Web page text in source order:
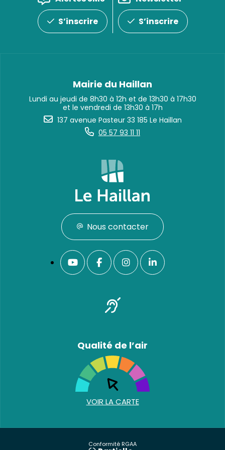
S’inscrire
S’inscrire
Mairie du Haillan
Lundi au jeudi de 8h30 à 12h et de 13h30 à 17h30
et le vendredi de 13h30 à 17h
137 avenue Pasteur 33 185 Le Haillan
05 57 93 11 11
Nous contacter
Qualité de l’air
VOIR LA CARTE
Conformité RGAA